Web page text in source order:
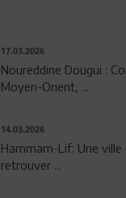
17.03.2026
Noureddine Dougui :
Moyen-Orient, ...
14.03.2026
Hammam-Lif: Une ville
retrouver ...